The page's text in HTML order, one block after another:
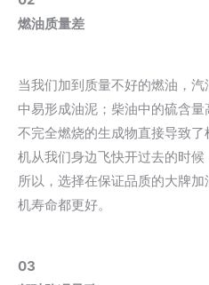
燃油质量差
当我们加到质量不好的燃油，
中易形成油泥；柴油中的硫含量
不完全燃烧的生成物直接导致
机从我们身边飞快开过去的时候
所以，选择在保证品质的大牌
机寿命都更好。
03